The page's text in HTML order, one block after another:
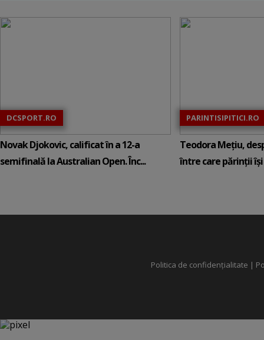
DCSPORT.RO
Novak Djokovic, calificat în a 12-a
semifinală la Australian Open. Înc...
PARINTISIPITICI.RO
Teodora Mețiu,
între care părinții își
Politica de confidențialitate |